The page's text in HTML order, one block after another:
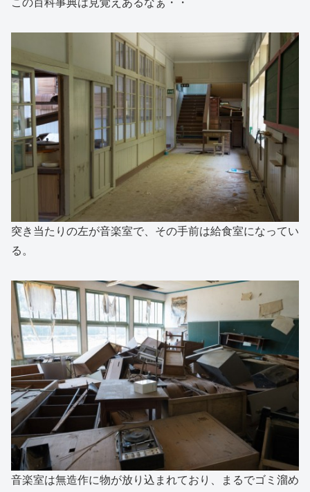
この百科事典は見覚えあるなぁ・・
突き当たりの左が音楽室で、その手前は給食室になってい
る。
音楽室は無造作に物が放り込まれており、まるでゴミ溜め